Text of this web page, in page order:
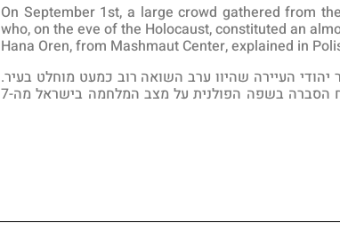
On September 1st, a large crowd gathered from
who, on the eve of the Holocaust, constituted an
Hana Oren, from Mashmaut Center, explained in
יהודי העיירה שהיוו ערב השואה רוב כמעט מוחלט בעיר.
במסגרת האירוע קיים מרכז משמעו"ת בהובלתה של ד"ר לאה גנור וחנה אורן שיח הסברה בשפה הפולנית על מצב המלחמה בישראל מה-7